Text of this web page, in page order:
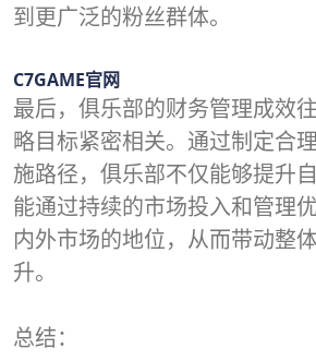
到更广泛的粉丝群体。
C7GAME官网
最后，俱乐部的财务管理成效
略目标紧密相关。通过制定合
施路径，俱乐部不仅能够提升
能通过持续的市场投入和管理
内外市场的地位，从而带动整
升。
总结：